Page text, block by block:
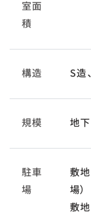
室面
積
構造 S造
規模 地
駐車
場
敷
場）
敷